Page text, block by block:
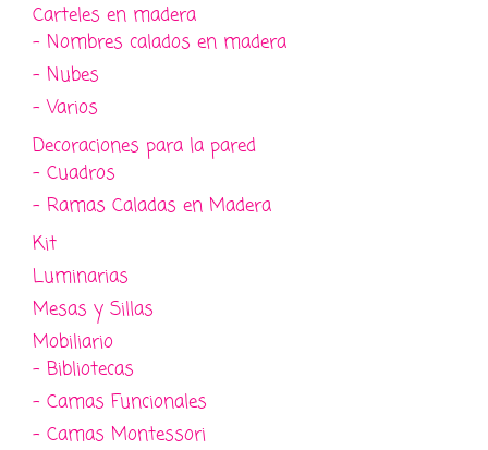
Carteles en madera
- Nombres calados en madera
- Nubes
- Varios
Decoraciones para la pared
- Cuadros
- Ramas Caladas en Madera
Kit
Luminarias
Mesas y Sillas
Mobiliario
- Bibliotecas
- Camas Funcionales
- Camas Montessori